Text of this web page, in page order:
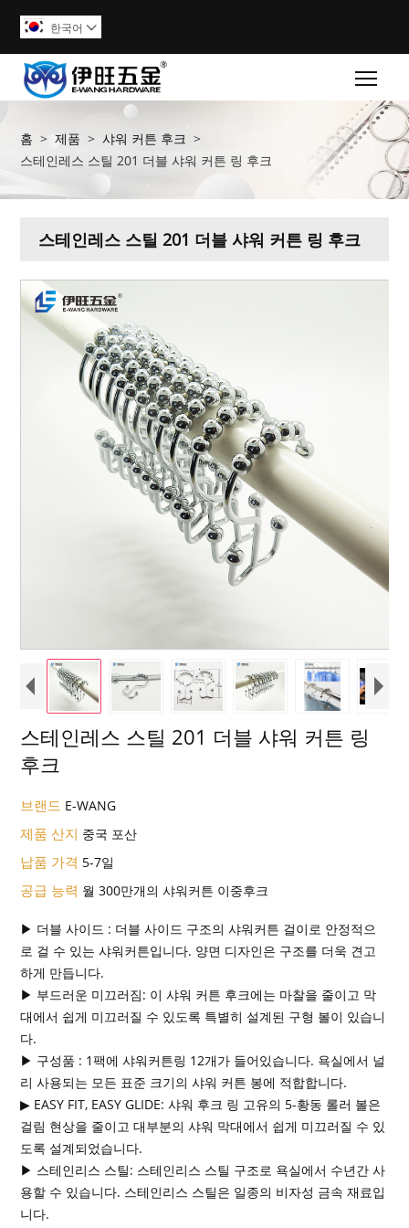
한국어 
홈 > 제품 > 샤워 커튼 후크 >
스테인레스 스틸 201 더블 샤워 커튼 링 후크
스테인레스 스틸 201 더블 샤워 커튼 링 후크
스테인레스 스틸 201 더블 샤워 커튼 링
후크
브랜드 E-WANG
제품 산지 중국 포산
납품 가격 5-7일
공급 능력 월 300만개의 샤워커튼 이중후크
▶ 더블 사이드 : 더블 사이드 구조의 샤워커튼 걸이로 안정적으
로 걸 수 있는 샤워커튼입니다. 양면 디자인은 구조를 더욱 견고
하게 만듭니다.
▶ 부드러운 미끄러짐: 이 샤워 커튼 후크에는 마찰을 줄이고 막
대에서 쉽게 미끄러질 수 있도록 특별히 설계된 구형 볼이 있습니
다.
▶ 구성품 : 1팩에 샤워커튼링 12개가 들어있습니다. 욕실에서 널
리 사용되는 모든 표준 크기의 샤워 커튼 봉에 적합합니다.
▶ EASY FIT, EASY GLIDE: 샤워 후크 링 고유의 5-황동 롤러 볼은
걸림 현상을 줄이고 대부분의 샤워 막대에서 쉽게 미끄러질 수 있
도록 설계되었습니다.
▶ 스테인리스 스틸: 스테인리스 스틸 구조로 욕실에서 수년간 사
용할 수 있습니다. 스테인리스 스틸은 일종의 비자성 금속 재료입
니다.